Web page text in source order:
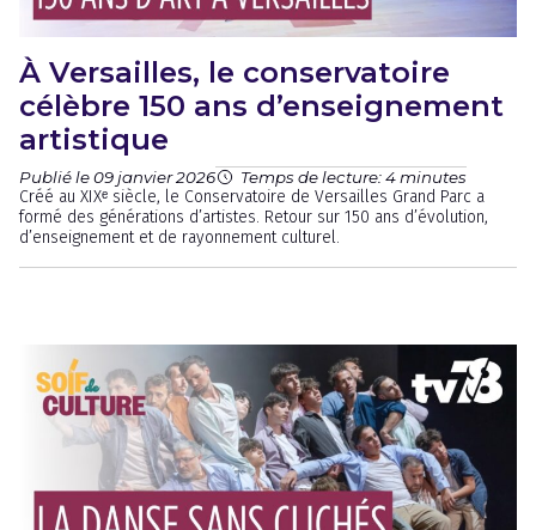
À Versailles, le conservatoire
célèbre 150 ans d’enseignement
artistique
Publié le 09 janvier 2026 Temps de lecture: 4 minutes
Créé au XIXᵉ siècle, le Conservatoire de Versailles Grand Parc a
formé des générations d’artistes. Retour sur 150 ans d’évolution,
d’enseignement et de rayonnement culturel.